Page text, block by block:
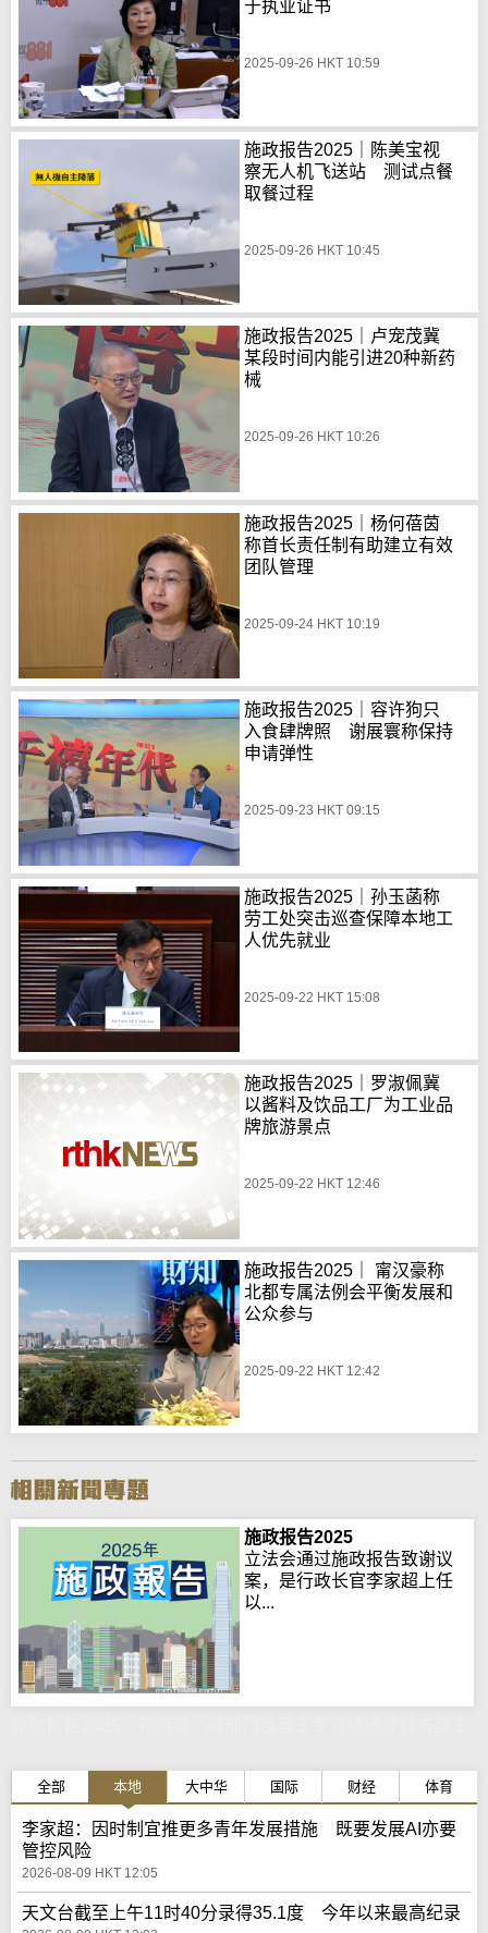
于执业证书
2025-09-26 HKT 10:59
施政报告2025｜陈美宝视
察无人机飞送站 测试点餐
取餐过程
2025-09-26 HKT 10:45
施政报告2025｜卢宠茂冀
某段时间内能引进20种新药
械
2025-09-26 HKT 10:26
施政报告2025｜杨何蓓茵
称首长责任制有助建立有效
团队管理
2025-09-24 HKT 10:19
施政报告2025｜容许狗只
入食肆牌照 谢展寰称保持
申请弹性
2025-09-23 HKT 09:15
施政报告2025｜孙玉菡称
劳工处突击巡查保障本地工
人优先就业
2025-09-22 HKT 15:08
施政报告2025｜罗淑佩冀
以酱料及饮品工厂为工业品
牌旅游景点
2025-09-22 HKT 12:46
施政报告2025｜ 甯汉豪称
北都专属法例会平衡发展和
公众参与
2025-09-22 HKT 12:42
施政报告2025
立法会通过施政报告致谢议
案，是行政长官李家超上任
以...
全部 本地 大中华 国际 财经 体育
李家超：因时制宜推更多青年发展措施 既要发展AI亦要
管控风险
2026-08-09 HKT 12:05
天文台截至上午11时40分录得35.1度 今年以来最高纪录